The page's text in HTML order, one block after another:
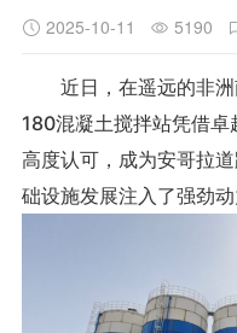
2025-10-11 5190
近日，在遥远的非
180混凝土搅拌站凭借
高度认可，成为安哥拉
础设施发展注入了强劲动